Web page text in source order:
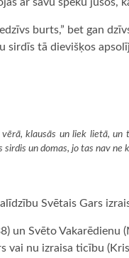
ar savu spēku jūsos,
burts,” bet gan
tā dievišķos
klausās un liek lietā, un
un domas, jo tas nav ne
Svētais Gars
un Svēto
vai nu izraisa ticību